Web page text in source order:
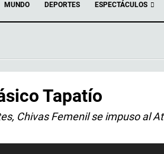
MUNDO DEPORTES ESPECTÁCULOS
Tapatío
Chivas Femenil se impuso al